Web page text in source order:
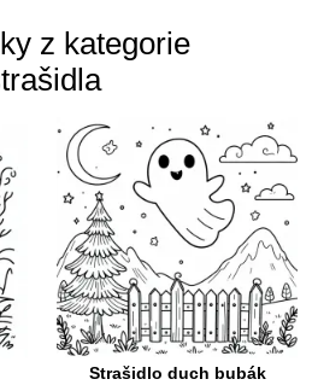
z kategorie
Strašidlo duch bubák